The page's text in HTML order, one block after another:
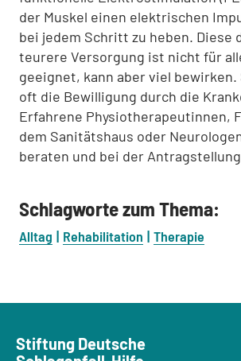
der Muskel einen elektrischen
bei jedem Schritt zu heben. Diese
teurere Versorgung ist nicht für
geeignet, kann aber viel
oft die Bewilligung durch die
Erfahrene Physiotherapeutinnen,
dem Sanitätshaus oder
beraten und bei der
Schlagworte zum Thema:
Alltag Rehabilitation Therapie
Stiftung Deutsche